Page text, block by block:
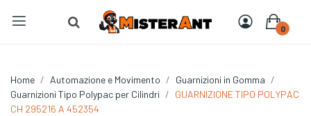
0
Home Automazione e Movimento
Guarnizioni in Gomma
Guarnizioni Tipo Polypac per Cilindri
GUARNIZIONE TIPO POLYPAC
CH 295216 A 452354